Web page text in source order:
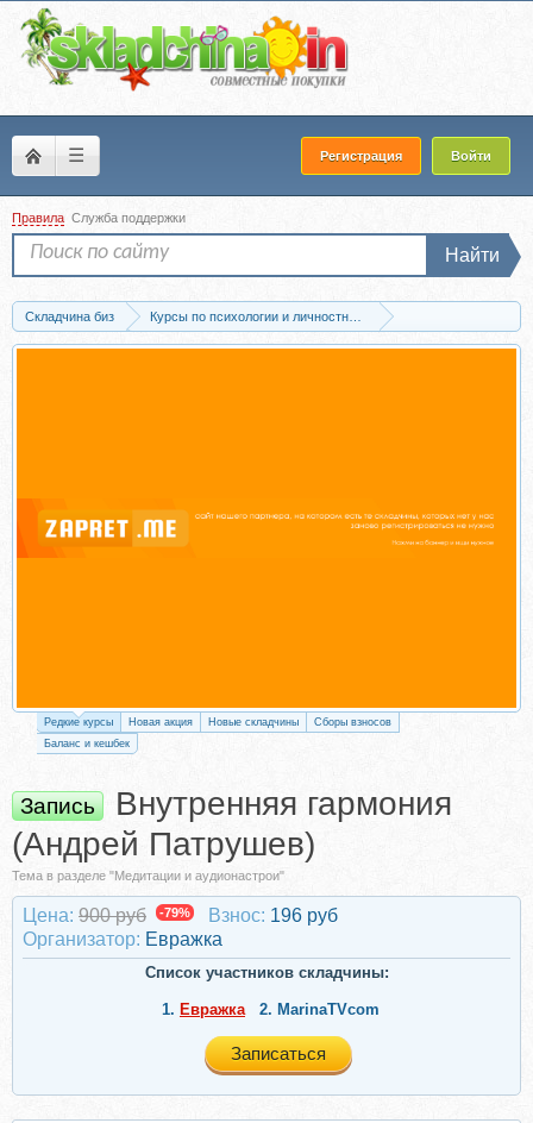
☰ Регистрация Войти
Правила Служба поддержки
Найти
Складчина биз
Курсы по психологии и личностному развитию
Медитации и аудионастрои
Запись Внутренняя гармония (Андрей
Редкие курсы Новая акция Новые складчины
Сборы взносов
Баланс и кешбек
Запись
Внутренняя гармония
(Андрей Патрушев)
Тема в разделе "Медитации и аудионастрои"
Цена: 900 руб -79% Взнос: 196 руб
Организатор: Евражкa
Список участников складчины:
1. Евражкa 2. MarinaTVcom
Записаться